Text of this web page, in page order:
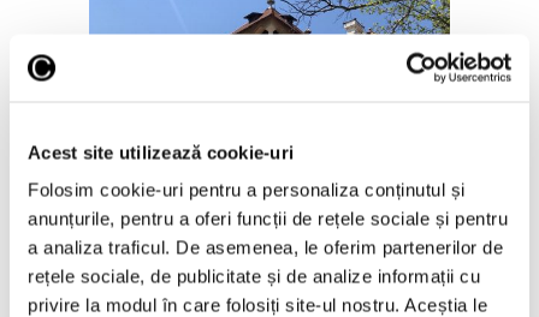
Acest site utilizează cookie-uri
Folosim cookie-uri pentru a personaliza conținutul și
anunțurile, pentru a oferi funcții de rețele sociale și pentru
a analiza traficul. De asemenea, le oferim partenerilor de
rețele sociale, de publicitate și de analize informații cu
privire la modul în care folosiți site-ul nostru. Aceștia le
artefactele tradiţionale, în
expoziţie la Muzeul „Nicolae
Minovici”
6 Noiembrie 2023